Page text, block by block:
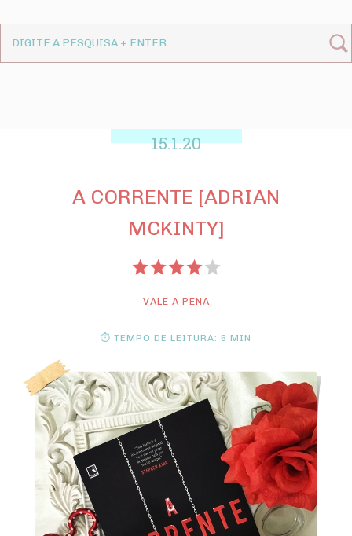
15.1.20
A CORRENTE [ADRIAN
MCKINTY]
VALE A PENA
⏱ TEMPO DE LEITURA: 6 MIN